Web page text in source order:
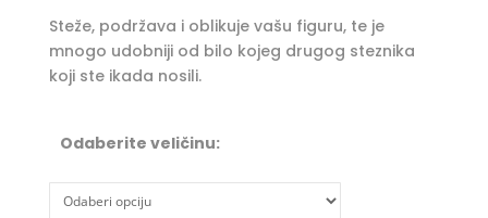
Steže, podržava i oblikuje vašu figuru, te je
mnogo udobniji od bilo kojeg drugog steznika
koji ste ikada nosili.
Odaberite veličinu: